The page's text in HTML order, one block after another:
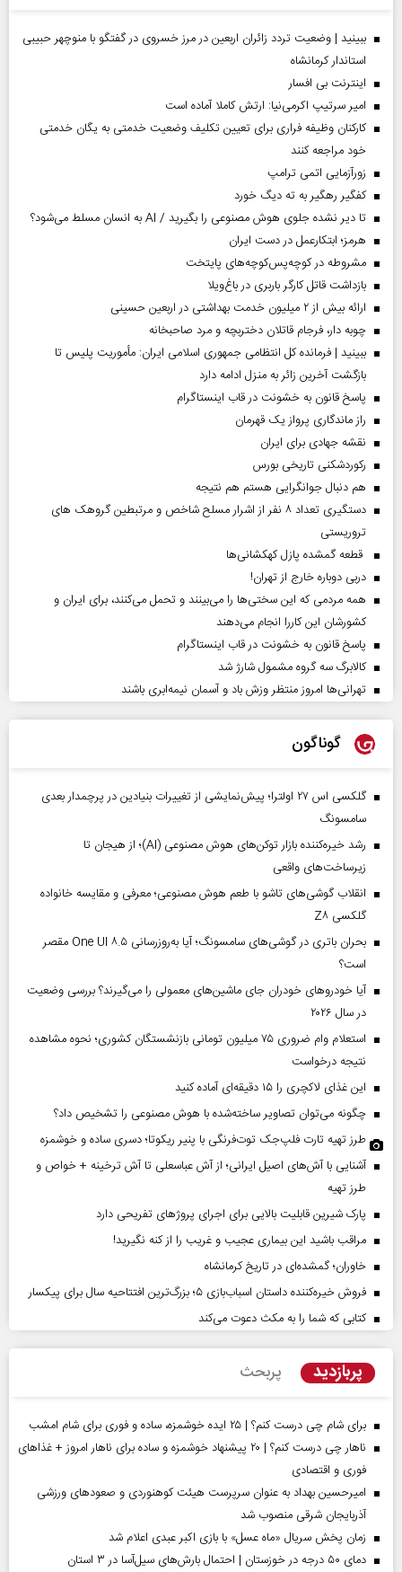
ببینید | وضعیت تردد زائران اربعین در مرز خسروی در گفتگو با منوچهر حبیبی
استاندار کرمانشاه
اینترنت بی افسار
امیر سرتیپ اکرمی‌نیا: ارتش کاملا آماده است
کارکنان وظیفه فراری برای تعیین تکلیف وضعیت خدمتی به یگان خدمتی
خود مراجعه کنند
زورآزمایی اتمی ترامپ
کفگیر رهگیر به ته دیگ خورد
تا دیر نشده جلوی هوش مصنوعی را بگیرید / AI به انسان مسلط می‌شود؟
هرمز؛ ابتکارعمل در دست ایران
مشروطه در کوچه‌پس‌کوچه‌های پایتخت
بازداشت قاتل کارگر باربری در باغ‌ویلا
ارائه بیش از ۲ میلیون خدمت بهداشتی در اربعین حسینی
چوبه دار، فرجام قاتلان دختربچه و مرد صاحبخانه
ببینید | فرمانده کل انتظامی جمهوری اسلامی ایران­: مأموریت پلیس تا
بازگشت آخرین زائر به منزل ادامه دارد
پاسخ قانون به خشونت در قاب اینستاگرام
راز ماندگاری پرواز یک قهرمان
نقشه جهادی برای ایران
رکوردشکنی تاریخی بورس
هم دنبال جوانگرایی هستم هم نتیجه
دستگیری تعداد ۸ نفر از اشرار مسلح شاخص و مرتبطین گروهک های
تروریستی
قطعه گمشده پازل کهکشانی‌ها
دربی دوباره خارج از تهران!
همه مردمی که این سختی‌ها را می‌بینند و تحمل می‌کنند، برای ایران و
کشورشان این کاررا انجام می‌دهند
پاسخ قانون به خشونت در قاب اینستاگرام
کالابرگ سه گروه مشمول شارژ شد
تهرانی‌ها امروز منتظر وزش باد و آسمان نیمه‌ابری باشند
گوناگون
گلکسی اس ۲۷ اولترا؛ پیش‌نمایشی از تغییرات بنیادین در پرچمدار بعدی
سامسونگ
رشد خیره‌کننده بازار توکن‌های هوش مصنوعی (AI)؛ از هیجان تا
زیرساخت‌های واقعی
انقلاب گوشی‌های تاشو‌ با طعم هوش مصنوعی؛ معرفی و مقایسه خانواده
گلکسی Z۸
بحران باتری در گوشی‌های سامسونگ؛ آیا به‌روزرسانی One UI ۸.۵ مقصر
است؟
آیا خودروهای خودران جای ماشین‌های معمولی را می‌گیرند؟ بررسی وضعیت
در سال ۲۰۲۶
استعلام وام ضروری ۷۵ میلیون تومانی بازنشستگان کشوری؛ نحوه مشاهده
نتیجه درخواست
این غذای لاکچری را ۱۵ دقیقه‌ای آماده کنید
چگونه می‌توان تصاویر ساخته‌شده با هوش مصنوعی را تشخیص داد؟
طرز تهیه تارت فلپ‌جک توت‌فرنگی با پنیر ریکوتا؛ دسری ساده و خوشمزه
آشنایی با آش‌های اصیل ایرانی؛ از آش عباسعلی تا آش ترخینه + خواص و
طرز تهیه
پارک شیرین قابلیت‌ بالایی برای اجرای پروژهای تفریحی دارد
مراقب باشید این بیماری عجیب و غریب را از کنه نگیرید!
خاوران؛ گمشده‌ای در تاریخ کرمانشاه
فروش خیره‌کننده داستان اسباب‌بازی ۵؛ بزرگ‌ترین افتتاحیه سال برای پیکسار
کتابی که شما را به مکث دعوت می‌کند
پربازدید پربحث
برای شام چی درست کنم؟ | ۲۵ ایده خوشمزه، ساده و فوری برای شام امشب
ناهار چی درست کنم؟ | ۲۰ پیشنهاد خوشمزه و ساده برای ناهار امروز + غذاهای
فوری و اقتصادی
امیرحسین بهداد به عنوان سرپرست هیئت کوهنوردی و صعودهای ورزشی
آذربایجان شرقی منصوب شد
زمان پخش سریال «ماه عسل» با بازی اکبر عبدی اعلام شد
دمای ۵۰ درجه در خوزستان | احتمال بارش‌های سیل‌آسا در ۳ استان